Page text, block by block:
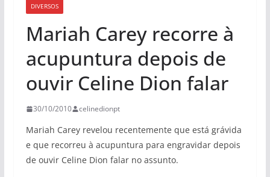
DIVERSOS
Mariah Carey recorre à
acupuntura depois de
ouvir Celine Dion falar
30/10/2010 celinedionpt
Mariah Carey revelou recentemente que está grávida
e que recorreu à acupuntura para engravidar depois
de ouvir Celine Dion falar no assunto.